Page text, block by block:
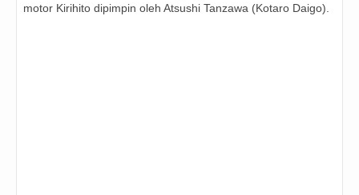
motor Kirihito dipimpin oleh Atsushi Tanzawa (Kotaro Daigo).